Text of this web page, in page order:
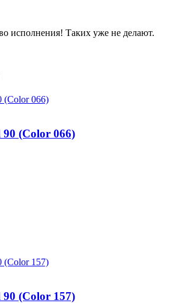
исполнения! Таких уже не делают.
90 (Color 066)
90 (Color 157)